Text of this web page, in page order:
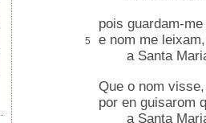
pois guardam-
5
e nom me
a Santa
Que o nom
por en guisarom
a Santa